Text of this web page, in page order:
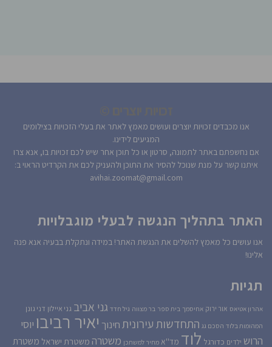
אנו מכבדים זכויות יוצרים ועושים מאמץ לאתר את בעלי הזכויות בצילומים
המגיעים לידינו.
אם נחשפתם באתר לתמונה, סרטון או כל תוכן אחר שיש לכם זכויות בו, אנא צרו
איתנו קשר על מנת שנוכל להסיר את התוכן ולהעניק לכם את הקרדיט הראוי ב:
avihai.zoomat@gmail.com
האתר בתהליך הנגשה לבעלי מוגבלויות
אנו עושים כל מאמץ להשלים את הנגשת האתר! במידה ונתקלת בבעיה אנא פנה
אלינו!
תגיות
אהרון אטיאס אור ירוק אחיסמך בית ספר בר מצווה גיל חדד גני אביב גני איילון דני גונן
המהומות בלוד הסכם גג התחדשות עירוניתחינוך יאיר רביבו יוסי
הרוש ילדים כדורגל לוד מד''א מחיר למשתכן משטרה משטרת ישראל משטרת